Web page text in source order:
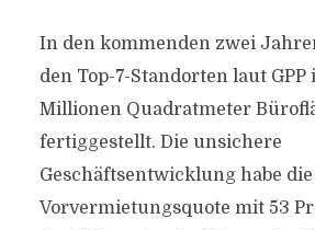
In den kommenden zwei
den Top-7-Standorten laut GPP
Millionen Quadratmeter
fertiggestellt. Die unsichere
Geschäftsentwicklung habe die
Vorvermietungsquote mit 53